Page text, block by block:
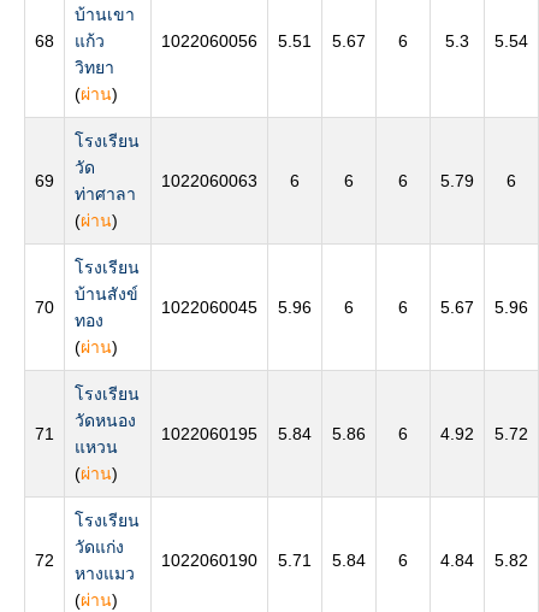
68
บ้านเขา
แก้ว
วิทยา
(ผ่าน)
1022060056 5.51 5.67 6 5.3 5.54
69
โรงเรียน
วัด
ท่าศาลา
(ผ่าน)
1022060063 6 6 6 5.79 6
70
โรงเรียน
บ้านสังข์
ทอง
(ผ่าน)
1022060045 5.96 6 6 5.67 5.96
71
โรงเรียน
วัดหนอง
แหวน
(ผ่าน)
1022060195 5.84 5.86 6 4.92 5.72
72
โรงเรียน
วัดแก่ง
หางแมว
(ผ่าน)
1022060190 5.71 5.84 6 4.84 5.82